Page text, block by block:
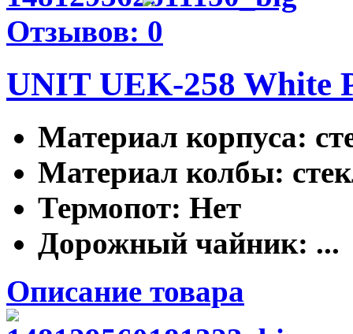
Отзывов: 0
UNIT UEK-258 White
Материал корпуса:
Материал колбы:
Термопот: Нет
Дорожный чайник: ...
Описание товара